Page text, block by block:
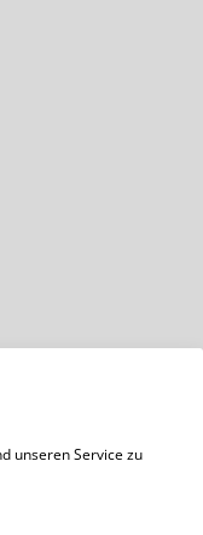
unseren Service zu